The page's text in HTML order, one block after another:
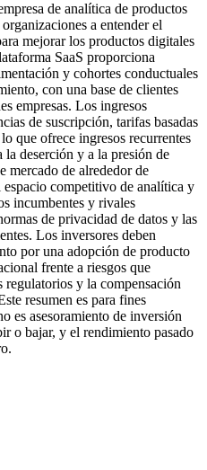
de analítica de productos
a entender el
mejorar los productos digitales
SaaS proporciona
y cohortes conductuales
con una base de clientes
empresas. Los ingresos
de suscripción, tarifas basadas
que ofrece ingresos recurrentes
deserción y a la presión de
mercado de alrededor de
competitivo de analítica y
incumbentes y rivales
de privacidad de datos y las
Los inversores deben
por una adopción de producto
frente a riesgos que
y la compensación
resumen es para fines
es asesoramiento de inversión
o bajar, y el rendimiento pasado